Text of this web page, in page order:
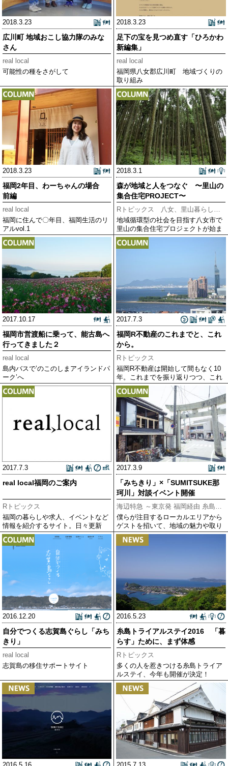
2018.3.23
広川町 地域おこし協力隊のみな
さん
real local
可能性の種をさがして
2018.3.23
足下の宝を見つめ直す「ひろかわ
新編集」
real local
福岡県八女郡広川町 地域づくりの
取り組み
2018.3.23
福岡2年目、わーちゃんの場合
前編
real local
福岡に住んで〇年目、福岡生活のリ
アルvol.1
2018.3.1
森が地域と人をつなぐ 〜里山の
集合住宅PROJECT〜
Rトピックス 八女、里山暮らしのススメ
地域循環型の社会を目指す八女市で
里山の集合住宅プロジェクトが始ま
りました。
2017.10.17
福岡市営渡船に乗って、能古島へ
行ってきました２
real local
島内バスで’のこのしまアイランドパ
ーク’へ
2017.7.3
福岡R不動産のこれまでと、これ
から。
Rトピックス
福岡R不動産は開始して間もなく10
年。これまでを振り返りつつ、これ
からへの思いを語ります。
2017.7.3
real local福岡のご案内
Rトピックス
福岡の暮らしや求人、イベントなど
情報を紹介するサイト。日々更新
中！
2017.3.9
「みちきり」×「SUMITSUKE那
珂川」対談イベント開催
海辺特急 ～東京発 福岡経由 糸島行き～
僕らが注目するローカルエリアから
ゲストを招いて、地域の魅力や取り
組みについて語り合います！
2016.12.20
自分でつくる志賀島ぐらし「みち
きり」
real local
志賀島の移住サポートサイト
2016.5.23
糸島トライアルステイ2016 「暮
らす」ために、まず体感
Rトピックス
多くの人を惹きつける糸島トライア
ルステイ、今年も開催が決定！